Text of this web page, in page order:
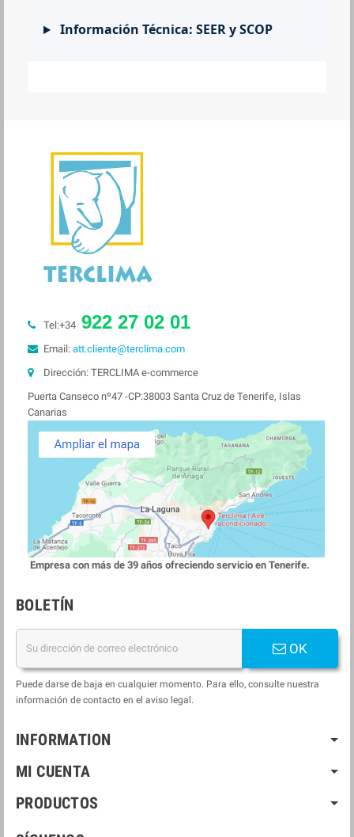
Información Técnica: SEER y SCOP
Tel:+34 922 27 02 01
Email: att.cliente@terclima.com
Dirección: TERCLIMA e-commerce
Puerta Canseco nº47 -CP:38003 Santa Cruz de Tenerife, Islas
Canarias
Empresa con más de 39 años ofreciendo servicio en Tenerife.
BOLETÍN
OK
Puede darse de baja en cualquier momento. Para ello, consulte nuestra
información de contacto en el aviso legal.
INFORMATION
MI CUENTA
PRODUCTOS